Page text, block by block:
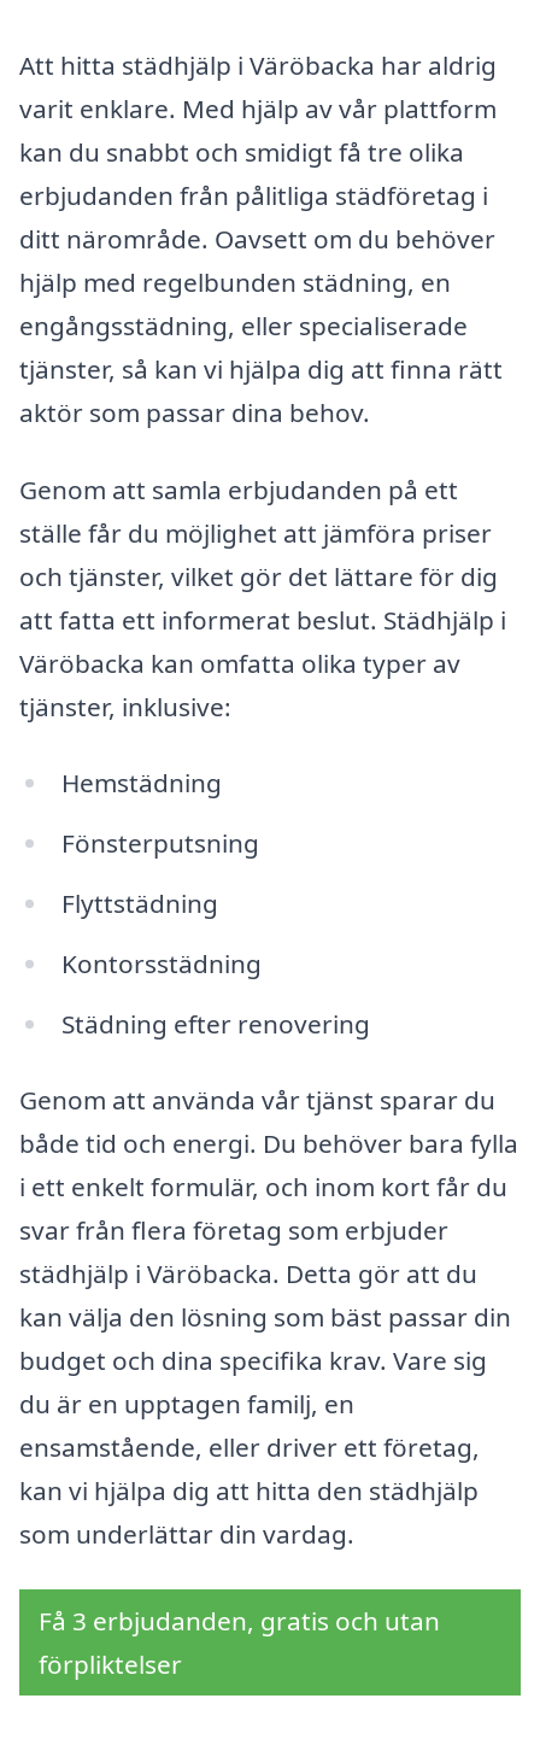
Att hitta städhjälp i Väröbacka har aldrig
varit enklare. Med hjälp av vår plattform
kan du snabbt och smidigt få tre olika
erbjudanden från pålitliga städföretag i
ditt närområde. Oavsett om du behöver
hjälp med regelbunden städning, en
engångsstädning, eller specialiserade
tjänster, så kan vi hjälpa dig att finna rätt
aktör som passar dina behov.
Genom att samla erbjudanden på ett
ställe får du möjlighet att jämföra priser
och tjänster, vilket gör det lättare för dig
att fatta ett informerat beslut. Städhjälp i
Väröbacka kan omfatta olika typer av
tjänster, inklusive:
Hemstädning
Fönsterputsning
Flyttstädning
Kontorsstädning
Städning efter renovering
Genom att använda vår tjänst sparar du
både tid och energi. Du behöver bara fylla
i ett enkelt formulär, och inom kort får du
svar från flera företag som erbjuder
städhjälp i Väröbacka. Detta gör att du
kan välja den lösning som bäst passar din
budget och dina specifika krav. Vare sig
du är en upptagen familj, en
ensamstående, eller driver ett företag,
kan vi hjälpa dig att hitta den städhjälp
som underlättar din vardag.
Få 3 erbjudanden, gratis och utan
förpliktelser